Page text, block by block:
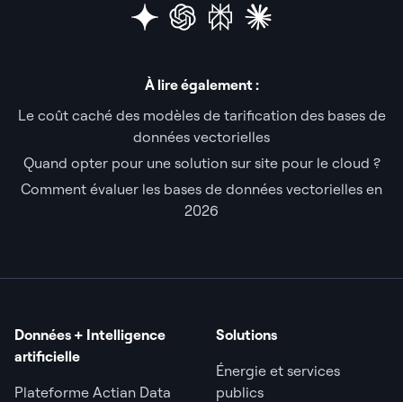
À lire également :
Le coût caché des modèles de tarification des bases de
données vectorielles
Quand opter pour une solution sur site pour le cloud ?
Comment évaluer les bases de données vectorielles en
2026
Données + Intelligence
artificielle
Plateforme Actian Data
Solutions
Énergie et services
publics